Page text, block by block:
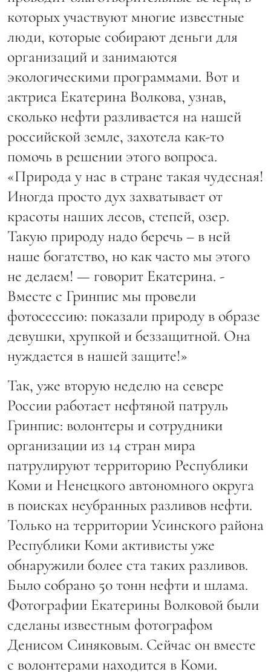
которых участвуют многие известные
люди, которые собирают деньги для
организаций и занимаются
экологическими программами. Вот и
актриса Екатерина Волкова, узнав,
сколько нефти разливается на нашей
российской земле, захотела как-то
помочь в решении этого вопроса.
«Природа у нас в стране такая чудесная!
Иногда просто дух захватывает от
красоты наших лесов, степей, озер.
Такую природу надо беречь – в ней
наше богатство, но как часто мы этого
не делаем! — говорит Екатерина. -
Вместе с Гринпис мы провели
фотосессию: показали природу в образе
девушки, хрупкой и беззащитной. Она
нуждается в нашей защите!»
Так, уже вторую неделю на севере
России работает нефтяной патруль
Гринпис: волонтеры и сотрудники
организации из 14 стран мира
патрулируют территорию Республики
Коми и Ненецкого автономного округа
в поисках неубранных разливов нефти.
Только на территории Усинского района
Республики Коми активисты уже
обнаружили более ста таких разливов.
Было собрано 50 тонн нефти и шлама.
Фотографии Екатерины Волковой были
сделаны известным фотографом
Денисом Синяковым. Сейчас он вместе
с волонтерами находится в Коми.